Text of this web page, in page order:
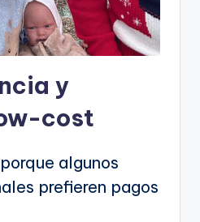
y
cost
algunos
prefieren pagos